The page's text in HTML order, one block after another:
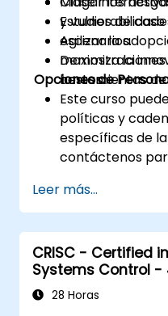
y
Agilizar la
maximiza la
costos.
Estudios de
escenarios.
herramientas de
Opciones de
Este curso
políticas y
específicas de
contáctenos
Leer más...
CRISC - Certified
Systems Control -
28 Horas